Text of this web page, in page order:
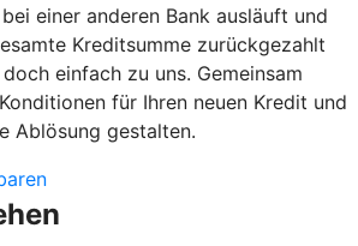
einer anderen Bank ausläuft und
Kreditsumme zurückgezahlt
einfach zu uns. Gemeinsam
für Ihren neuen Kredit und
Ablösung gestalten.